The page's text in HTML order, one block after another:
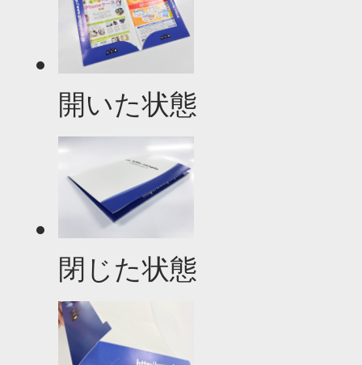
開いた状態
閉じた状態